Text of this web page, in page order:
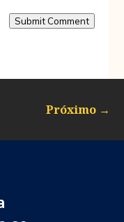
Submit Comment
Próximo →